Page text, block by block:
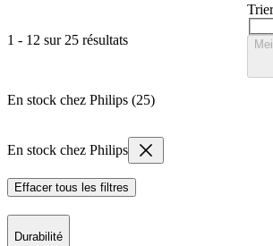
1 - 12 sur 25 résultats
En stock chez Philips (25)
En stock chez Philips
Effacer tous les filtres
Durabilité